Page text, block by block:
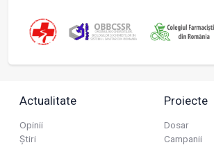
Actualitate
Opinii
Știri
Proiecte
Dosar
Campanii